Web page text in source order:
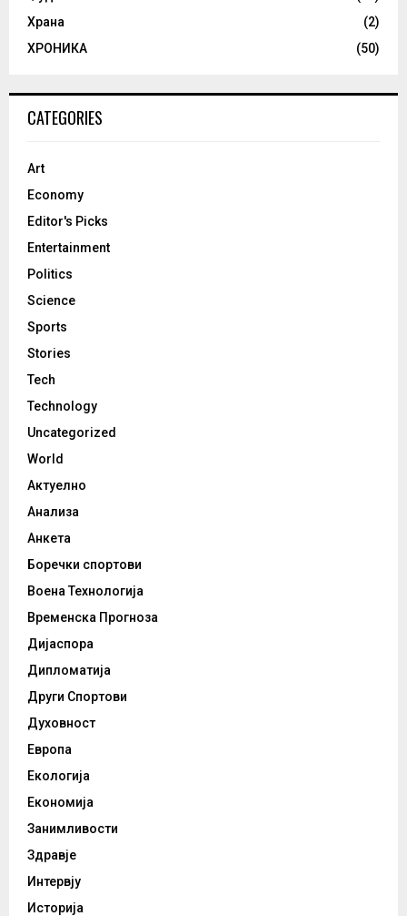
Храна
(2)
ХРОНИКА
(50)
CATEGORIES
Art
Economy
Editor's Picks
Entertainment
Politics
Science
Sports
Stories
Tech
Technology
Uncategorized
World
Актуелно
Анализа
Анкета
Боречки спортови
Воена Технологија
Временска Прогноза
Дијаспора
Дипломатија
Други Спортови
Духовност
Европа
Екологија
Економија
Занимливости
Здравје
Интервју
Историја